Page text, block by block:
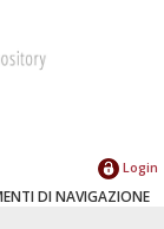
Login
DI NAVIGAZIONE